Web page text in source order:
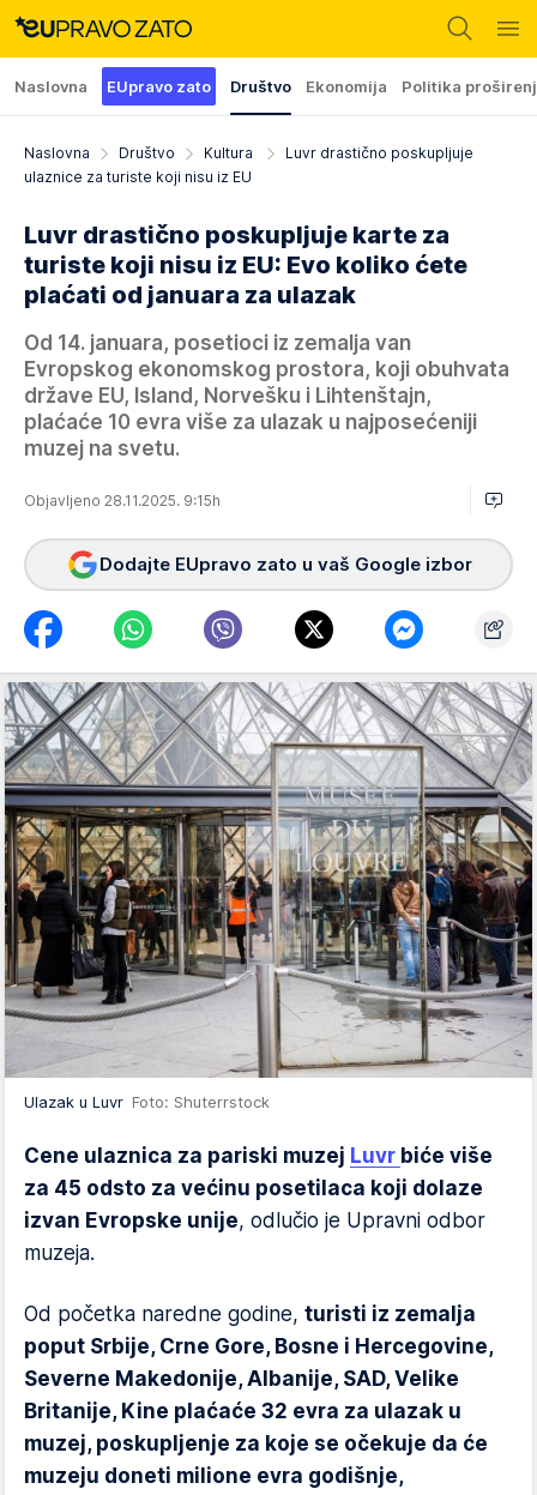
Naslovna EUpravo zato Društvo Ekonomija Politika
Naslovna Društvo Kultura
Luvr drastično poskupljuje
ulaznice za turiste koji nisu iz EU
Luvr drastično poskupljuje karte za
turiste koji nisu iz EU: Evo koliko ćete
plaćati od januara za ulazak
Od 14. januara, posetioci iz zemalja van
Evropskog ekonomskog prostora, koji obuhvata
države EU, Island, Norvešku i Lihtenštajn,
plaćaće 10 evra više za ulazak u najposećeniji
muzej na svetu.
Objavljeno 28.11.2025. 9:15h
Dodajte EUpravo zato u vaš Google izbor
Ulazak u Luvr Foto: Shuterrstock
Cene ulaznica za pariski muzej Luvr biće više
za 45 odsto za većinu posetilaca koji dolaze
izvan Evropske unije, odlučio je Upravni odbor
muzeja.
Od početka naredne godine, turisti iz zemalja
poput Srbije, Crne Gore, Bosne i Hercegovine,
Severne Makedonije, Albanije, SAD, Velike
Britanije, Kine plaćaće 32 evra za ulazak u
muzej, poskupljenje za koje se očekuje da će
muzeju doneti milione evra godišnje,